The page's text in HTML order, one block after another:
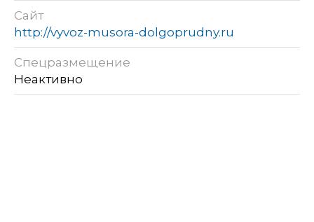
Сайт
http://vyvoz-musora-dolgoprudny.ru
Спецразмещение
Неактивно